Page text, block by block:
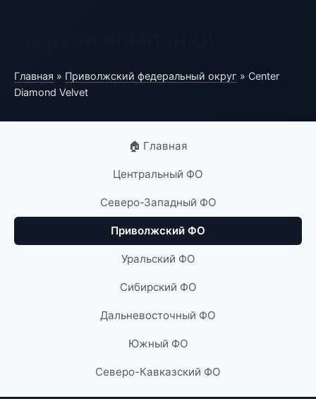
Главная » Приволжский федеральный округ » Center
Diamond Velvet
🏠 Главная
Центральный ФО
Северо-Западный ФО
Приволжский ФО
Уральский ФО
Сибирский ФО
Дальневосточный ФО
Южный ФО
Северо-Кавказский ФО